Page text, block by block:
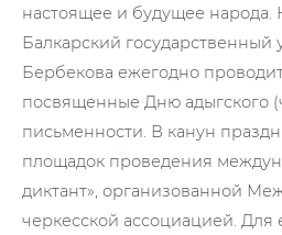
настоящее и будущее народа.
Балкарский государственный
Бербекова ежегодно
посвященные Дню адыгского
письменности. В канун
площадок проведения
диктант», организованной
черкесской ассоциацией. Для